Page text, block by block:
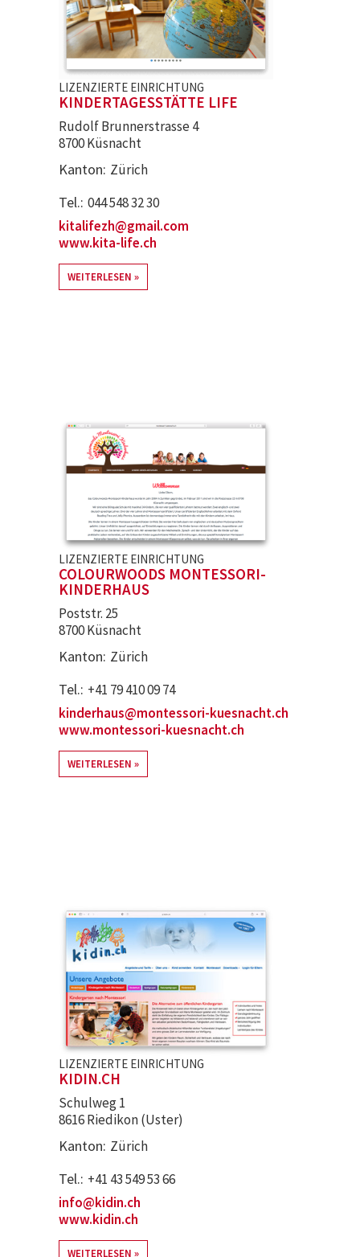
LIZENZIERTE EINRICHTUNG
KINDERTAGESSTÄTTE LIFE
Rudolf Brunnerstrasse 4
8700 Küsnacht
Kanton Zürich
Tel. 044 548 32 30
kitalifezh@gmail.com
www.kita-life.ch
WEITERLESEN
LIZENZIERTE EINRICHTUNG
COLOURWOODS MONTESSORI-
KINDERHAUS
Poststr. 25
8700 Küsnacht
Kanton Zürich
Tel. +41 79 410 09 74
kinderhaus@montessori-kuesnacht.ch
www.montessori-kuesnacht.ch
WEITERLESEN
LIZENZIERTE EINRICHTUNG
KIDIN.CH
Schulweg 1
8616 Riedikon (Uster)
Kanton Zürich
Tel. +41 43 549 53 66
info@kidin.ch
www.kidin.ch
WEITERLESEN